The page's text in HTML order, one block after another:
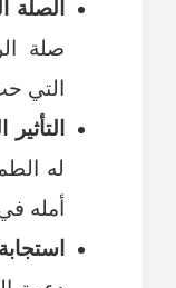
الصلة
صلة
التي
له
أمله